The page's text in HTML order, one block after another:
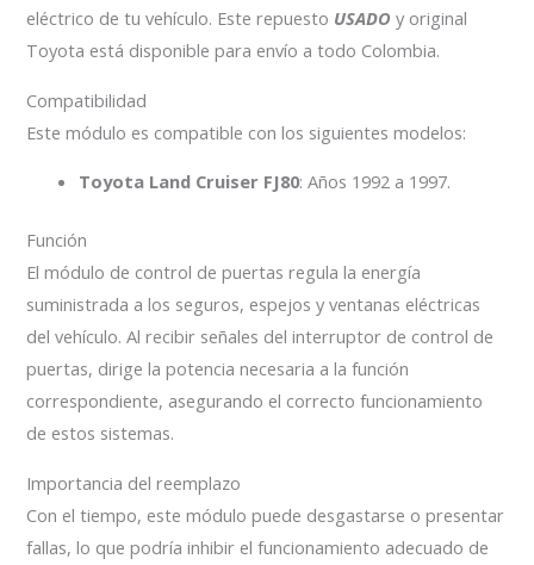
eléctrico de tu vehículo. Este repuesto USADO y original
Toyota está disponible para envío a todo Colombia.
Compatibilidad
Este módulo es compatible con los siguientes modelos:
Toyota Land Cruiser FJ80: Años 1992 a 1997.
Función
El módulo de control de puertas regula la energía
suministrada a los seguros, espejos y ventanas eléctricas
del vehículo. Al recibir señales del interruptor de control de
puertas, dirige la potencia necesaria a la función
correspondiente, asegurando el correcto funcionamiento
de estos sistemas.
Importancia del reemplazo
Con el tiempo, este módulo puede desgastarse o presentar
fallas, lo que podría inhibir el funcionamiento adecuado de